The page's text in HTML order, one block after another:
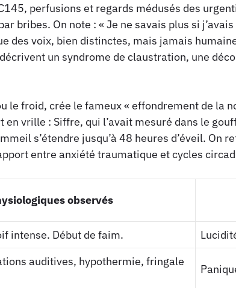
perfusions et regards médusés des
bribes. On note : « Je ne savais plus si
des voix, bien distinctes, mais jamais
un syndrome de claustration, une
le froid, crée le fameux « effondrement de la
vrille : Siffre, qui l’avait mesuré dans le
s’étendre jusqu’à 48 heures d’éveil. On
entre anxiété traumatique et cycles
observés
intense. Début de faim.
auditives, hypothermie, fringale